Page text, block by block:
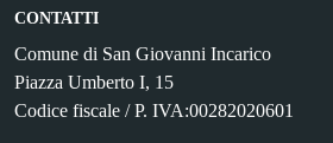
CONTATTI
Comune di San Giovanni Incarico
Piazza Umberto I, 15
Codice fiscale / P. IVA:00282020601